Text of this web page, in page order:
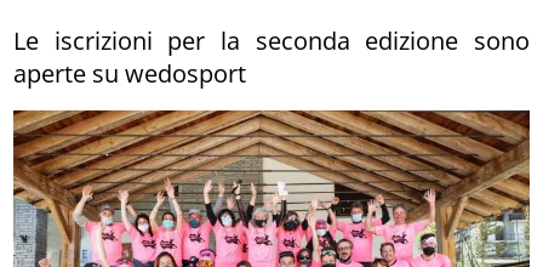
Le iscrizioni per la seconda edizione sono
aperte su wedosport